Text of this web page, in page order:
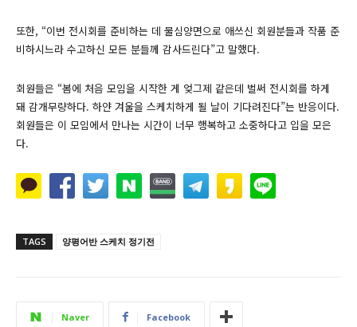
또한, “이번 전시회를 준비하는 데 물심양면으로 애쓰신 회원분들과 작품 준
비하시느라 수고하신 모든 분들께 감사드린다”고 말했다.
회원들은 “봄에 처음 모임을 시작한 게 엊그제 같은데 벌써 전시회를 하게
돼 감개무량하다. 하얀 겨울을 스케치하게 될 날이 기다려진다”는 반응이다.
회원들은 이 모임에서 만나는 시간이 너무 행복하고 소중하다고 입을 모은
다.
TAGS 양평어반 스케치 정기전
Naver Facebook